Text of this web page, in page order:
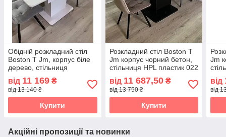
Обідній розкладний стіл
Boston T Jm, корпус біле
дерево, стільниця
загартоване скло з УФ-
друком 117М
від 11 169 ₴
від 13 140 ₴
Купити
Розкладний стіл Boston T
Jm корпус чорний бетон,
стільниця HPL пластик 022
мармур Ботічіно
від 11 687,50₴
від 13 750 ₴
Купити
Jm
від
від
Акційні пропозиції та новинки